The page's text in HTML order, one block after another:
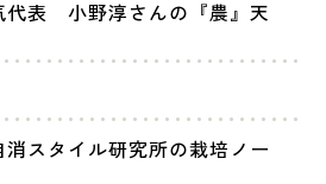
代表 小野淳さんの『農』天
消スタイル研究所の栽培ノー